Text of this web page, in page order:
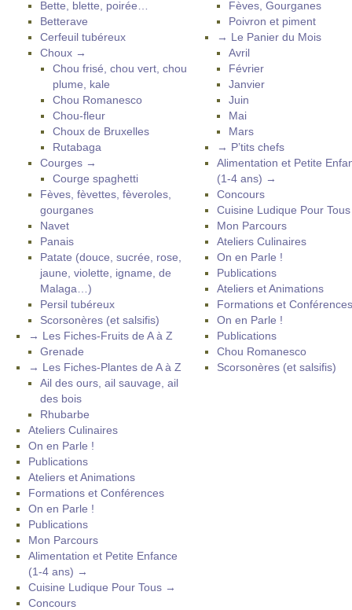
Bette, blette, poirée…
Betterave
Cerfeuil tubéreux
Choux →
Chou frisé, chou vert, chou
plume, kale
Chou Romanesco
Chou-fleur
Choux de Bruxelles
Rutabaga
Courges →
Courge spaghetti
Fèves, fèvettes, fèveroles,
gourganes
Navet
Panais
Patate (douce, sucrée, rose,
jaune, violette, igname, de
Malaga…)
Persil tubéreux
Scorsonères (et salsifis)
→ Les Fiches-Fruits de A à Z
Grenade
→ Les Fiches-Plantes de A à Z
Ail des ours, ail sauvage, ail
des bois
Rhubarbe
Ateliers Culinaires
On en Parle !
Publications
Ateliers et Animations
Formations et Conférences
On en Parle !
Publications
Mon Parcours
Alimentation et Petite Enfance
(1-4 ans) →
Cuisine Ludique Pour Tous →
Concours
Fèves, Gourganes
Poivron et piment
→ Le Panier du Mois
Avril
Février
Janvier
Juin
Mai
Mars
→ P’tits chefs
Alimentation et Petite
(1-4 ans) →
Concours
Cuisine Ludique Pour
Mon Parcours
Ateliers Culinaires
On en Parle !
Publications
Ateliers et Animations
Formations et Conférences
On en Parle !
Publications
Chou Romanesco
Scorsonères (et salsifis)